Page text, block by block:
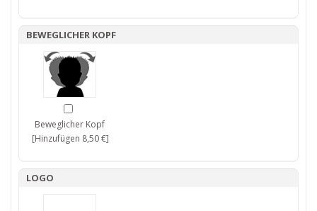
BEWEGLICHER KOPF
Beweglicher Kopf
[Hinzufügen 8,50 €]
LOGO